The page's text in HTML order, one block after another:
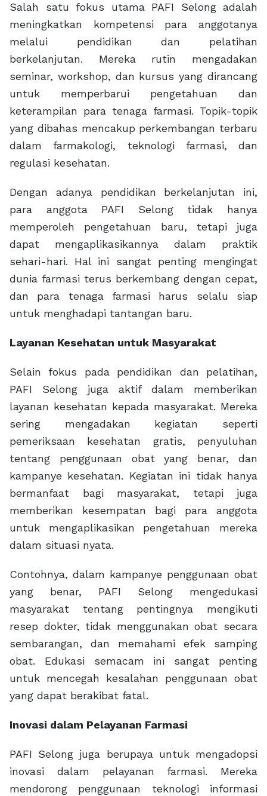
Salah satu fokus utama PAFI Selong adalah
meningkatkan kompetensi para anggotanya
melalui pendidikan dan pelatihan
berkelanjutan. Mereka rutin mengadakan
seminar, workshop, dan kursus yang dirancang
untuk memperbarui pengetahuan dan
keterampilan para tenaga farmasi. Topik-topik
yang dibahas mencakup perkembangan terbaru
dalam farmakologi, teknologi farmasi, dan
regulasi kesehatan.
Dengan adanya pendidikan berkelanjutan ini,
para anggota PAFI Selong tidak hanya
memperoleh pengetahuan baru, tetapi juga
dapat mengaplikasikannya dalam praktik
sehari-hari. Hal ini sangat penting mengingat
dunia farmasi terus berkembang dengan cepat,
dan para tenaga farmasi harus selalu siap
untuk menghadapi tantangan baru.
Layanan Kesehatan untuk Masyarakat
Selain fokus pada pendidikan dan pelatihan,
PAFI Selong juga aktif dalam memberikan
layanan kesehatan kepada masyarakat. Mereka
sering mengadakan kegiatan seperti
pemeriksaan kesehatan gratis, penyuluhan
tentang penggunaan obat yang benar, dan
kampanye kesehatan. Kegiatan ini tidak hanya
bermanfaat bagi masyarakat, tetapi juga
memberikan kesempatan bagi para anggota
untuk mengaplikasikan pengetahuan mereka
dalam situasi nyata.
Contohnya, dalam kampanye penggunaan obat
yang benar, PAFI Selong mengedukasi
masyarakat tentang pentingnya mengikuti
resep dokter, tidak menggunakan obat secara
sembarangan, dan memahami efek samping
obat. Edukasi semacam ini sangat penting
untuk mencegah kesalahan penggunaan obat
yang dapat berakibat fatal.
Inovasi dalam Pelayanan Farmasi
PAFI Selong juga berupaya untuk mengadopsi
inovasi dalam pelayanan farmasi. Mereka
mendorong penggunaan teknologi informasi